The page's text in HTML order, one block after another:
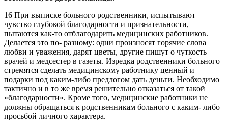
16 При выписке больного родственники, испытывают
чувство глубокой благодарности и признательности,
пытаются как-то отблагодарить медицинских работников.
Делается это по- разному: одни произносят горячие слова
любви и уважения, дарят цветы, другие пишут о чуткость
врачей и медсестер в газеты. Изредка родственники больного
стремятся сделать медицинскому работнику ценный и
подарки под каким-либо предлогом дать деньги. Необходимо
тактично и в то же время решительно отказаться от такой
«благодарности». Кроме того, медицинские работники не
должны обращаться к родственникам больного с каким- либо
просьбой личного характера.